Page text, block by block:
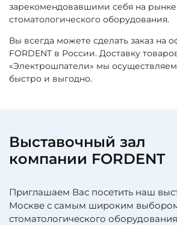
зарекомендовавшими себя на рынке
стоматологического оборудования.
Вы всегда можете сделать заказ на
FORDENT в России. Доставку
«Электрошпатели» мы
быстро и выгодно.
Выставочный зал
компании FORDENT
Приглашаем Вас посетить наш
Москве с самым широким
стоматологического